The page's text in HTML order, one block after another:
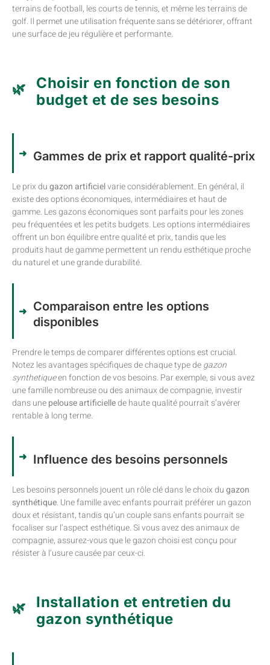
terrains de football, les courts de tennis, et même les terrains de
golf. Il permet une utilisation fréquente sans se détériorer, offrant
une surface de jeu régulière et performante.
Choisir en fonction de son
budget et de ses besoins
Gammes de prix et rapport qualité-prix
Le prix dugazon artificielvarie considérablement. En général, il
existe des options économiques, intermédiaires et haut de
gamme. Les gazons économiques sont parfaits pour les zones
peu fréquentées et les petits budgets. Les options intermédiaires
offrent un bon équilibre entre qualité et prix, tandis que les
produits haut de gamme permettent un rendu esthétique proche
du naturel et une grande durabilité.
Comparaison entre les options
disponibles
Prendre le temps de comparer différentes options est crucial.
Notez les avantages spécifiques de chaque type degazon
synthetiqueen fonction de vos besoins. Par exemple, si vous avez
une famille nombreuse ou des animaux de compagnie, investir
dans unepelouse artificiellede haute qualité pourrait s’avérer
rentable à long terme.
Influence des besoins personnels
Les besoins personnels jouent un rôle clé dans le choix dugazon
synthétique. Une famille avec enfants pourrait préférer un gazon
doux et résistant, tandis qu’un couple sans enfants pourrait se
focaliser sur l’aspect esthétique. Si vous avez des animaux de
compagnie, assurez-vous que le gazon choisi est conçu pour
résister à l’usure causée par ceux-ci.
Installation et entretien du
gazon synthétique